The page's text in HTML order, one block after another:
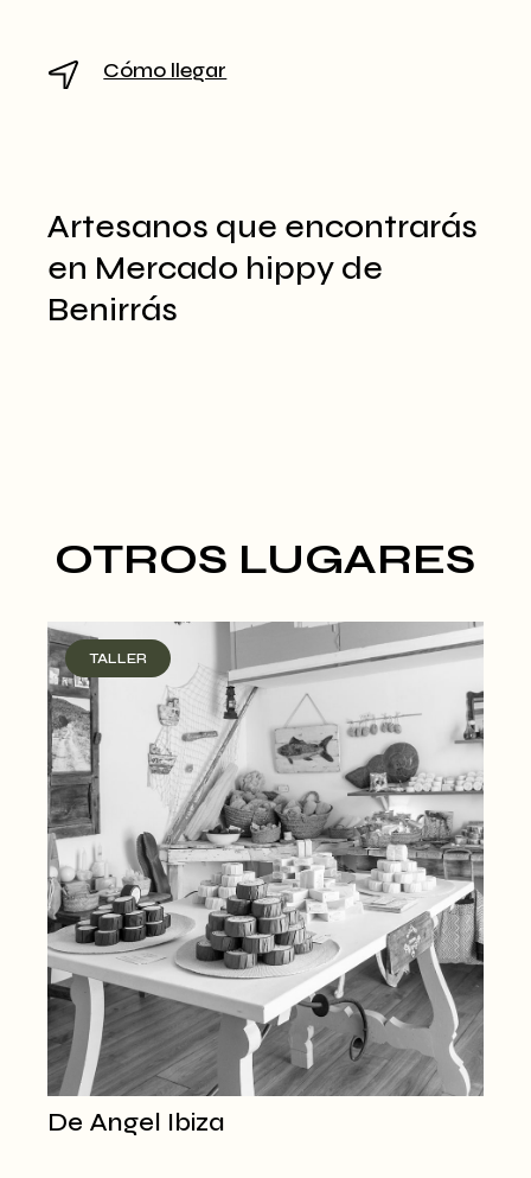
Cómo llegar
Artesanos que encontrarás
en Mercado hippy de
Benirrás
OTROS LUGARES
TALLER
De Angel Ibiza